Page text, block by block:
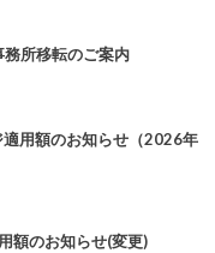
所移転のご案内
用額のお知らせ（2026年
額のお知らせ(変更)